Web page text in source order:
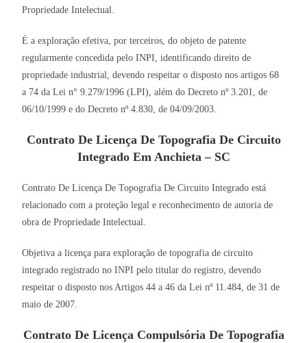
Propriedade Intelectual.
É a exploração efetiva, por terceiros, do objeto de patente
regularmente concedida pelo INPI, identificando direito de
propriedade industrial, devendo respeitar o disposto nos artigos 68
a 74 da Lei n° 9.279/1996 (LPI), além do Decreto nº 3.201, de
06/10/1999 e do Decreto nº 4.830, de 04/09/2003.
Contrato De Licença De Topografia De Circuito
Integrado Em Anchieta – SC
Contrato De Licença De Topografia De Circuito Integrado está
relacionado com a proteção legal e reconhecimento de autoria de
obra de Propriedade Intelectual.
Objetiva a licença para exploração de topografia de circuito
integrado registrado no INPI pelo titular do registro, devendo
respeitar o disposto nos Artigos 44 a 46 da Lei nº 11.484, de 31 de
maio de 2007.
Contrato De Licença Compulsória De Topografia